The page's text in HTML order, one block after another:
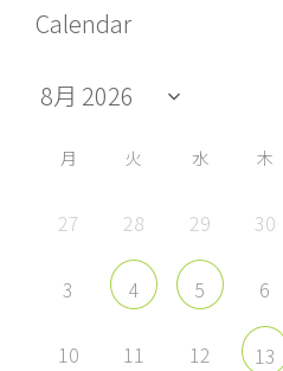
ィ
ー
を
Facebook
示
ィ
ー
を
Twitter
ィ
ー
を
Instagram
YouTube
示
Calendar
月 火 水 木
27 28 29 30
3 4 5 6
10 11 12 13